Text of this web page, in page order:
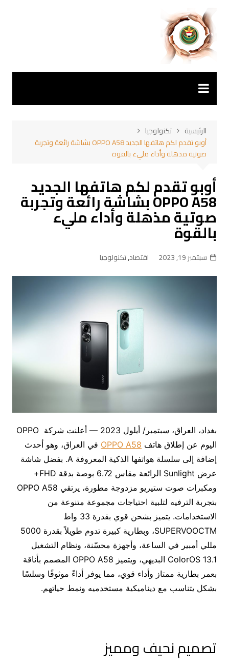
المحتوى
الرئيسية
تكنولوجيا
أوبو تقدم لكم هاتفها الجديد OPPO A58 بشاشة رائعة وتجربة
صوتية مذهلة وأداء مليء بالقوة
أوبو تقدم لكم هاتفها الجديد
OPPO A58 بشاشة رائعة وتجربة
صوتية مذهلة وأداء مليء
بالقوة
سبتمبر 19, 2023 اقتصاد,تكنولوجيا
بغداد، العراق، سبتمبر/ أيلول 2023 — أعلنت شركة OPPO
اليوم عن إطلاق هاتف OPPO A58 في العراق، وهو أحدث
إضافة إلى سلسلة هواتفها الذكية المعروفة A. بفضل شاشة
عرض Sunlight الرائعة مقاس 6.72 بوصة بدقة FHD+
ومكبرات صوت ستيريو مزدوجة مطورة، يرتقي OPPO A58
بتجربة الترفيه لتلبية احتياجات مجموعة متنوعة من
الاستخدامات. يتميز بشحن قوي بقدرة 33 واط
SUPERVOOCTM، وبطارية كبيرة تدوم طويلاً بقدرة 5000
مللي أمبير في الساعة، وأجهزة محسّنة، ونظام التشغيل
ColorOS 13.1 البديهي، ويتميز OPPO A58 المصمم بأناقة
بعمر بطارية ممتاز وأداء قوي، مما يوفر أداءً موثوقًا وسلسًا
بشكل يتناسب مع ديناميكية مستخدميه ونمط حياتهم.
تصميم نحيف ومميز